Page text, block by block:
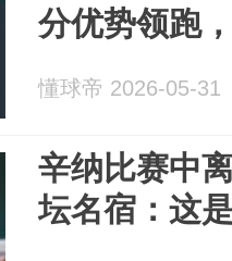
分优势领跑
懂球帝 2026-05-31
辛纳比赛中
坛名宿：这